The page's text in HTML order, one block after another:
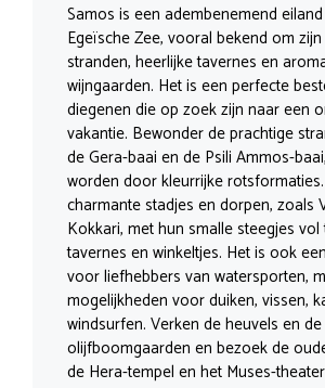
Samos is een adembenemend
Egeïsche Zee, vooral bekend om
stranden, heerlijke tavernes en
wijngaarden. Het is een perfecte
diegenen die op zoek zijn naar een
vakantie. Bewonder de prachtige
de Gera-baai en de Psili Ammos-
worden door kleurrijke
charmante stadjes en dorpen, zoals
Kokkari, met hun smalle steegjes
tavernes en winkeltjes. Het is ook
voor liefhebbers van watersporten,
mogelijkheden voor duiken, vissen,
windsurfen. Verken de heuvels en de
olijfboomgaarden en bezoek de
de Hera-tempel en het Muses-